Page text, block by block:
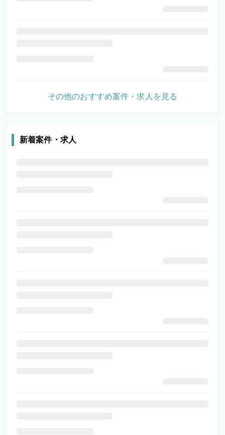
その他のおすすめ案件・求人を見る
新着案件・求人